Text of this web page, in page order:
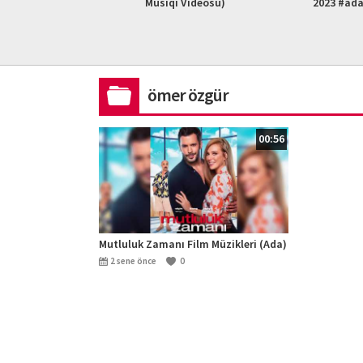
ömer özgür
00:56
Mutluluk Zamanı Film Müzikleri (Ada)
2 sene önce 0